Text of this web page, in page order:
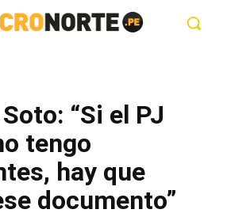
“Si el PJ
tengo
hay que
documento”